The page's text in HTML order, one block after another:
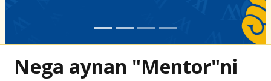
Nega aynan "Mentor"ni